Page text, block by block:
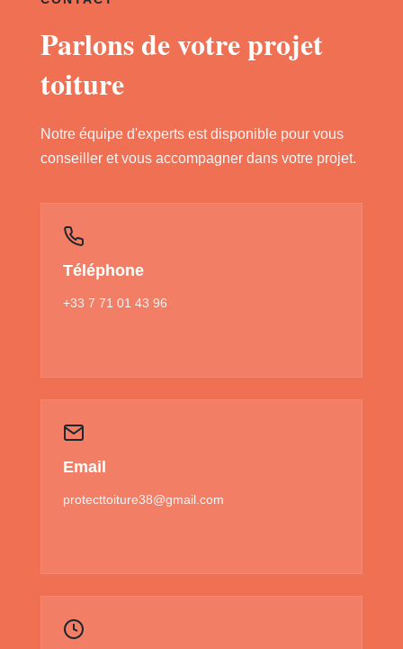
Parlons de votre projet
toiture
Notre équipe d'experts est disponible pour vous
conseiller et vous accompagner dans votre projet.
Téléphone
+33 7 71 01 43 96
Email
protecttoiture38@gmail.com